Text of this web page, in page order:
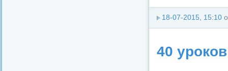
18-07-2015, 15:10
40